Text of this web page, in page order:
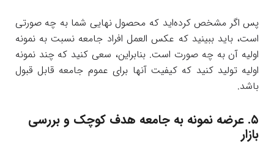
پس اگر مشخص کرده‌اید که محصول نهایی شما به چه صورتی
است، باید ببینید که عکس العمل افراد جامعه نسبت به نمونه
اولیه آن به چه صورت است. بنابراین، سعی کنید که چند نمونه
اولیه تولید کنید که کیفیت آنها برای عموم جامعه قابل قبول
باشد.
۵. عرضه نمونه به جامعه هدف کوچک و بررسی
بازار